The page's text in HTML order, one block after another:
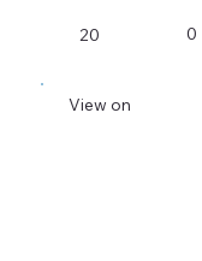
20 0
View on